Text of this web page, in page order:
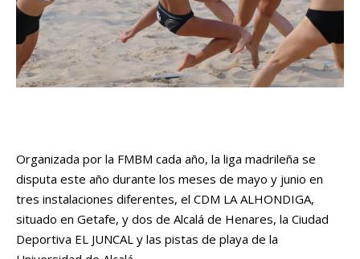
Organizada por la FMBM cada año, la liga madrileña se
disputa este año durante los meses de mayo y junio en
tres instalaciones diferentes, el CDM LA ALHONDIGA,
situado en Getafe, y dos de Alcalá de Henares, la Ciudad
Deportiva EL JUNCAL y las pistas de playa de la